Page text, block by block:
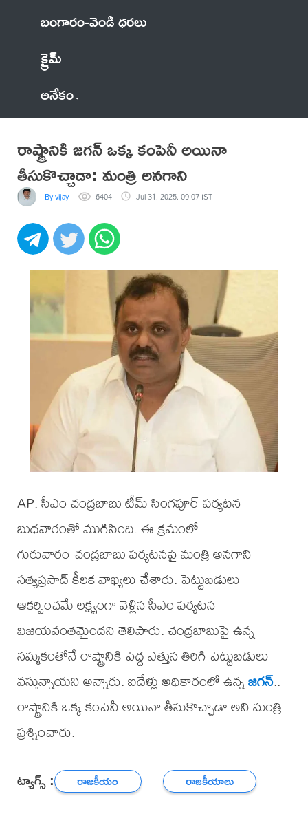
బంగారం-వెండి ధరలు
క్రైమ్
అనేకం
రాష్ట్రానికి జగన్ ఒక్క కంపెనీ అయినా
తీసుకొచ్చాడా: మంత్రి అనగాని
By vijay 6404 Jul 31, 2025, 09:07 IST
AP: సీఎం చంద్రబాబు టీమ్ సింగపూర్ పర్యటన
బుధవారంతో ముగిసింది. ఈ క్రమంలో
గురువారం చంద్రబాబు పర్యటనపై మంత్రి అనగాని
సత్యప్రసాద్ కీలక వాఖ్యలు చేశారు. పెట్టుబడులు
ఆకర్షించమే లక్ష్యంగా వెళ్లిన సీఎం పర్యటన
విజయవంతమైందని తెలిపారు. చంద్రబాబుపై ఉన్న
నమ్మకంతోనే రాష్ట్రానికి పెద్ద ఎత్తున తిరిగి పెట్టుబడులు
వస్తున్నాయని అన్నారు. ఐదేళ్లు అధికారంలో ఉన్నజగన్..
రాష్ట్రానికి ఒక్క కంపెనీ అయినా తీసుకొచ్చాడా అని మంత్రి
ప్రశ్నించారు.
ట్యాగ్స్ : రాజకీయం రాజకీయాలు